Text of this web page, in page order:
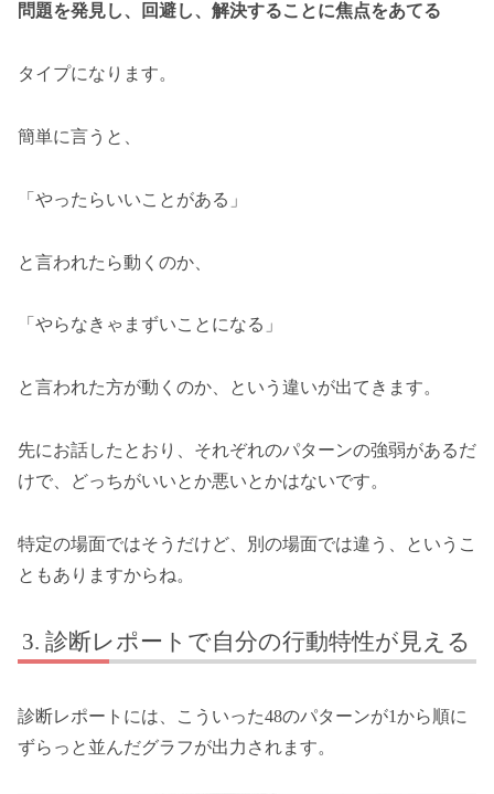
問題を発見し、回避し、解決することに焦点をあてる
タイプになります。
簡単に言うと、
「やったらいいことがある」
と言われたら動くのか、
「やらなきゃまずいことになる」
と言われた方が動くのか、という違いが出てきます。
先にお話したとおり、それぞれのパターンの強弱があるだ
けで、どっちがいいとか悪いとかはないです。
特定の場面ではそうだけど、別の場面では違う、というこ
ともありますからね。
診断レポートで自分の行動特性が見える
診断レポートには、こういった48のパターンが1から順に
ずらっと並んだグラフが出力されます。